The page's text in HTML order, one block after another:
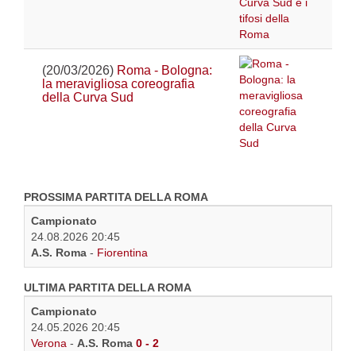
(20/03/2026) Roma - Bologna:
la meravigliosa coreografia
della Curva Sud
PROSSIMA PARTITA DELLA ROMA
Campionato
24.08.2026 20:45
A.S. Roma - Fiorentina
ULTIMA PARTITA DELLA ROMA
Campionato
24.05.2026 20:45
Verona - A.S. Roma 0 - 2